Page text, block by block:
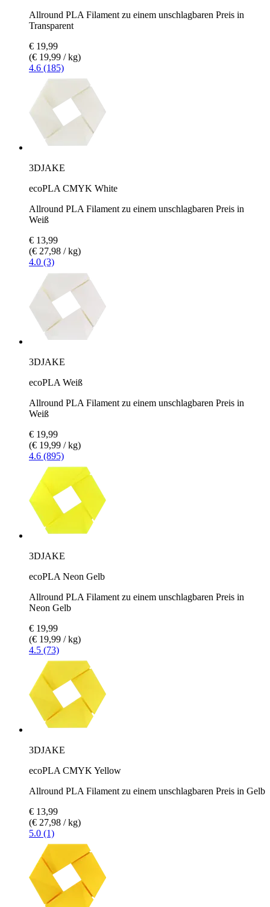
Allround PLA Filament zu einem unschlagbaren Preis in
Transparent
€ 19,99
(€ 19,99 / kg)
4.6 (185)
3DJAKE
ecoPLA CMYK White
Allround PLA Filament zu einem unschlagbaren Preis in
Weiß
€ 13,99
(€ 27,98 / kg)
4.0 (3)
3DJAKE
ecoPLA Weiß
Allround PLA Filament zu einem unschlagbaren Preis in
Weiß
€ 19,99
(€ 19,99 / kg)
4.6 (895)
3DJAKE
ecoPLA Neon Gelb
Allround PLA Filament zu einem unschlagbaren Preis in
Neon Gelb
€ 19,99
(€ 19,99 / kg)
4.5 (73)
3DJAKE
ecoPLA CMYK Yellow
Allround PLA Filament zu einem unschlagbaren Preis in Gelb
€ 13,99
(€ 27,98 / kg)
5.0 (1)